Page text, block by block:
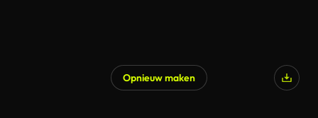
Opnieuw maken